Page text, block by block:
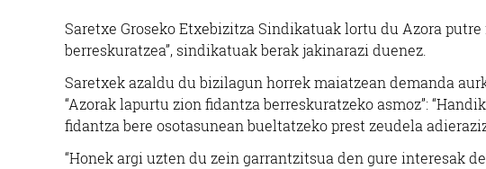
Saretxe Groseko Etxebizitza Sindikatuak lortu du Azora
berreskuratzea”, sindikatuak berak jakinarazi duenez.
Saretxek azaldu du bizilagun horrek maiatzean demanda
“Azorak lapurtu zion fidantza berreskuratzeko asmoz”:
fidantza bere osotasunean bueltatzeko prest zeudela
“Honek argi uzten du zein garrantzitsua den gure interesak